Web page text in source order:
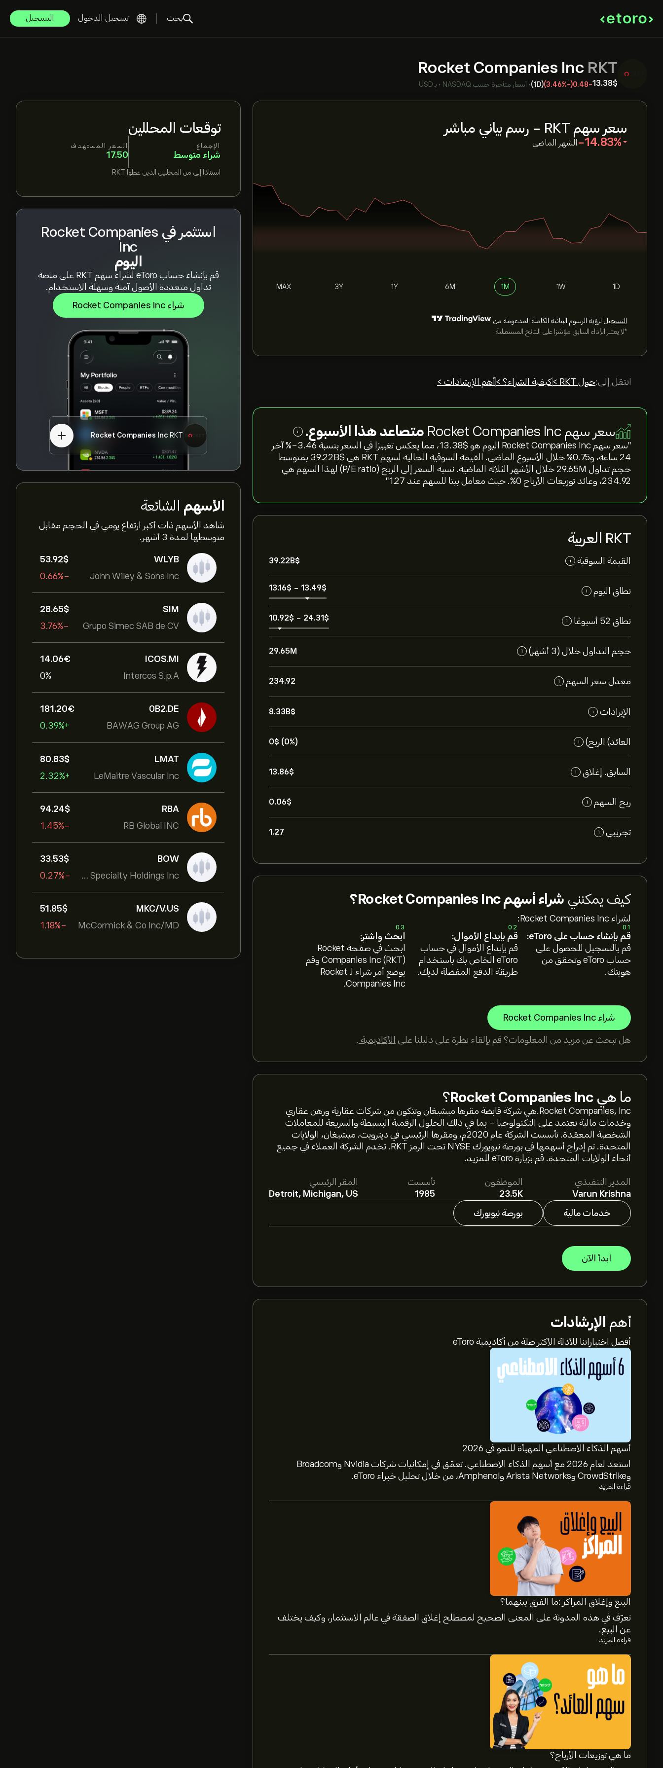
بحث تسجيل الدخول التسجيل
Rocket Companies Inc RKT
13.38‎$‎
-0.48
(-3.46%)
(1D)
• أسعار متأخرة حسب NASDAQ
• بـ USD
توقعات المحللين
الإجماع
شراء متوسط
السعر المستهدف
17.50
استنادًا إلى من المحللين الذين غطوا RKT
استثمر في Rocket Companies
Inc
اليوم
قم بإنشاء حساب eToro لشراء سهم RKT على منصة
تداول متعددة الأصول آمنة وسهلة الاستخدام.
شراء Rocket Companies Inc
Rocket Companies Inc RKT
الأسهم الشائعة
شاهد الأسهم ذات أكبر ارتفاع يومي في الحجم مقابل
متوسطها لمدة 3 أشهر.
WLYB
John Wiley & Sons Inc
53.92‎$‎
-0.66%
SIM
Grupo Simec SAB de CV
28.65‎$‎
-3.76%
ICOS.MI
Intercos S.p.A
14.06‎€‎
0%
0B2.DE
BAWAG Group AG
181.20‎€‎
+0.39%
LMAT
LeMaitre Vascular Inc
80.83‎$‎
+2.32%
RBA
RB Global INC
94.24‎$‎
-1.45%
BOW
Bowhead Specialty Holdings Inc
33.53‎$‎
-0.27%
MKC/V.US
McCormick & Co Inc/MD
51.85‎$‎
-1.18%
سعر سهم RKT - رسم بياني مباشر
‎-14.83‎ الشهر الماضي
1D
1W
1M
6M
1Y
3Y
MAX
التسجيل لرؤية الرسوم البيانية الكاملة المدعومة من
*لا يعتبر الأداء السابق مؤشرًا على النتائج المستقبلية
انتقل إلى:حول RKT > كيفية الشراء؟ >أهم الإرشادات >
سعر سهم Rocket Companies Inc متصاعد هذا الأسبوع. i
"سعر سهم Rocket Companies Inc اليوم هو 13.38‎$‎، مما يعكس تغييرًا في السعر بنسبة ‎-3.46‎% آخر
24 ساعة، و‎0.75‎% خلال الأسبوع الماضي. القيمة السوقية الحالية لسهم RKT هي 39.22B‎$‎ بمتوسط
حجم تداول 29.65M خلال الأشهر الثلاثة الماضية. نسبة السعر إلى الربح (P/E ratio) لهذا السهم هي
234.92، وعائد توزيعات الأرباح 0%. حيث معامل بيتا للسهم عند 1.27"
RKT العربية
القيمة السوقية i
39.22B‎$‎
نطاق اليوم i
13.16‎$‎ - 13.49‎$‎
نطاق 52 أسبوعًا i
10.92‎$‎ - 24.31‎$‎
حجم التداول خلال (3 أشهر) i
29.65M
معدل سعر السهم i
234.92
الإيرادات i
8.33B‎$‎
العائد) الربح) i
0‎$‎ (0%)
السابق. إغلاق i
13.86‎$‎
ربح السهم i
0.06‎$‎
تجريبي i
1.27
كيف يمكنني شراء أسهم Rocket Companies Inc؟
لشراء Rocket Companies Inc:
01
قم بإنشاء حساب على eToro:
قم بالتسجيل للحصول على
حساب eToro وتحقق من
هويتك.
02
قم بإيداع الأموال:
قم بإيداع الأموال في حساب
eToro الخاص بك باستخدام
طريقة الدفع المفضلة لديك.
03
ابحث واشترِ:
ابحث في صفحة Rocket
Companies Inc (RKT) وقم
بوضع أمر شراء لـ Rocket
Companies Inc.
شراء Rocket Companies Inc
هل تبحث عن مزيد من المعلومات؟ قم بإلقاء نظرة على دليلنا على الأكاديمية .
ما هيRocket Companies Inc؟
Rocket Companies, Inc.هي شركة قابضة مقرها ميشيغان وتتكون من شركات عقارية ورهن عقاري
وخدمات مالية تعتمد على التكنولوجيا - بما في ذلك الحلول الرقمية البسيطة والسريعة للمعاملات
الشخصية المعقدة. تأسست الشركة عام 2020م، ومقرها الرئيسي في ديترويت، ميشيغان، الولايات
المتحدة. تم إدراج أسهمها في بورصة نيويورك NYSE تحت الرمز RKT. تخدم الشركة العملاء في جميع
أنحاء الولايات المتحدة. قم بزيارة eToro للمزيد.
المدير التنفيذي
Varun Krishna
الموظفون
23.5K
تأسست
1985
المقر الرئيسي
Detroit, Michigan, US
خدمات مالية
بورصة نيويورك
ابدأ الآن
أهم الإرشادات
أفضل اختياراتنا للأدلة الأكثر صلة من أكاديمية eToro
أسهم الذكاء الاصطناعي المهيأة للنمو في 2026
استعد لعام 2026 مع أسهم الذكاء الاصطناعي. تعمّق في إمكانيات شركات Nvidia وBroadcom
وCrowdStrike وArista Networks وAmphenol، من خلال تحليل خبراء eToro.
قراءة المزيد
البيع وإغلاق المراكز :ما الفرق بينهما؟
تعرّف في هذه المدونة على المعنى الصحيح لمصطلح إغلاق الصفقة في عالم الاستثمار، وكيف يختلف
عن البيع.
قراءة المزيد
ما هي توزيعات الأرباح؟
سعر RKT الآن هو 13.38‎$‎.
متوسط السعر المستهدف لسهم Rocket Companies Inc هو 13.38‎$‎.
التفاصيل حول توقعات المحللين والأسعار المستهدفة للأسهم.